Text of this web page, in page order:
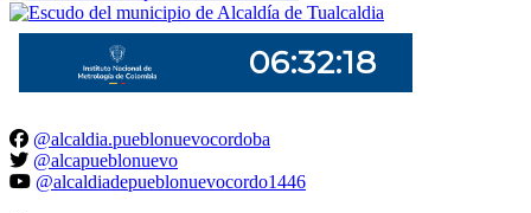
@alcaldia.pueblonuevocordoba
@alcapueblonuevo
@alcaldiadepueblonuevocordo1446